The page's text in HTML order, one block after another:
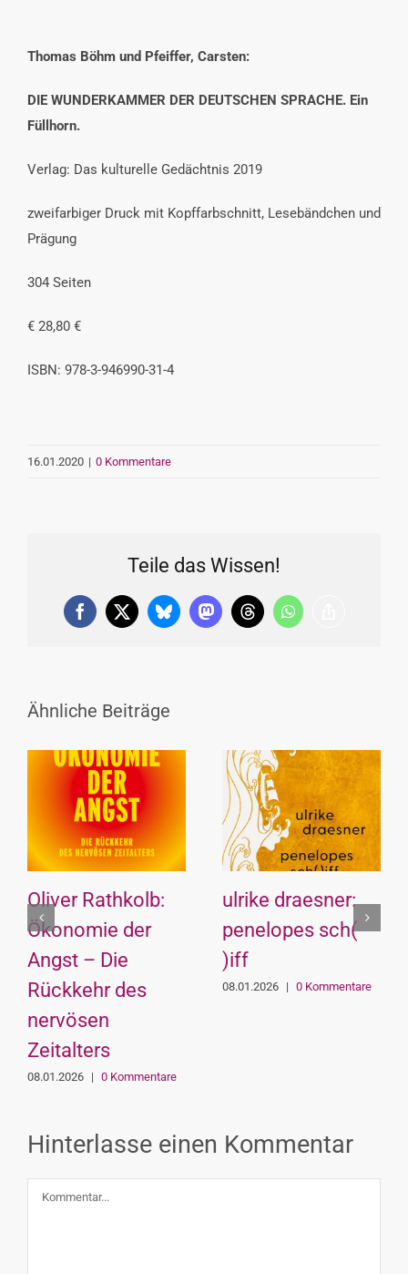
Thomas Böhm und Pfeiffer, Carsten:
DIE WUNDERKAMMER DER DEUTSCHEN SPRACHE. Ein
Füllhorn.
Verlag: Das kulturelle Gedächtnis 2019
zweifarbiger Druck mit Kopffarbschnitt, Lesebändchen und
Prägung
304 Seiten
€ 28,80 €
ISBN: 978-3-946990-31-4
16.01.2020 | 0 Kommentare
Teile das Wissen!
Facebook
X BlueskyMastodonThreadsWhatsApp
Ähnliche Beiträge
Rathkolb:
der
– Die
des
| 0 Kommentare
ulrike draesner:
penelopes sch(
| 0 Kommentare
Hinterlasse einen Kommentar
Kommentar